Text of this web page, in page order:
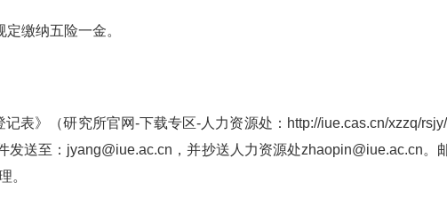
定缴纳五险一金。
表》（研究所官网-下载专区-人力资源处：http://iue.cas.cn/xzzq/
送至：jyang@iue.ac.cn，并抄送人力资源处zhaopin@iue.ac.cn。
。